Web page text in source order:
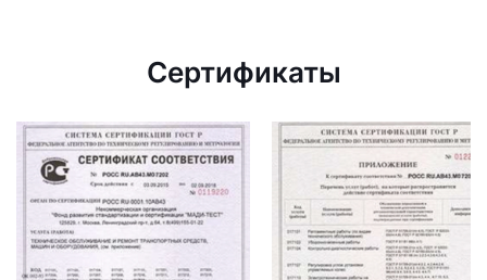
Сертификаты